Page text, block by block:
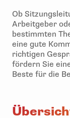
Ob
Arbeitgeber
bestimmten
eine gute
richtigen
fördern Sie
Beste für die